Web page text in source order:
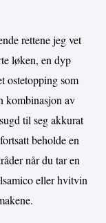
rettene jeg vet
løken, en dyp
ostetopping som
kombinasjon av
til seg akkurat
beholde en
når du tar en
eller hvitvin